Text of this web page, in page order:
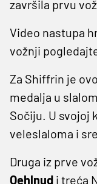
završila prvu
Video nastupa
vožnji
Za Shiffrin je
medalja u
Sočiju. U svojoj
veleslaloma i
Druga iz prve
Oehlnud i treća